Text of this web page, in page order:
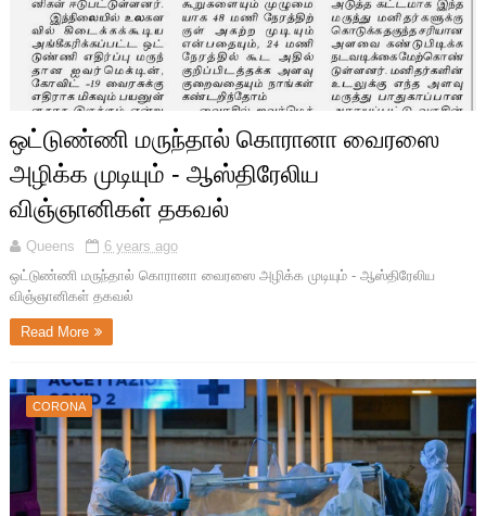
ஒட்டுண்ணி மருந்தால் கொரானா வைரஸை
அழிக்க முடியும் - ஆஸ்திரேலிய
விஞ்ஞானிகள் தகவல்
Queens
6 years ago
ஒட்டுண்ணி மருந்தால் கொரானா வைரஸை அழிக்க முடியும் - ஆஸ்திரேலிய
விஞ்ஞானிகள் தகவல்
Read More
CORONA